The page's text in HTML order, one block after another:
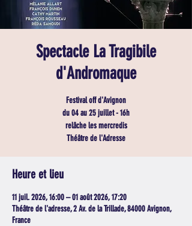
Spectacle La Tragibile
d'Andromaque
Festival off d'Avignon
du 04 au 25 juillet - 16h
relâche les mercredis
Théâtre de l'Adresse
Heure et lieu
11 juil. 2026, 16:00 – 01 août 2026, 17:20
Théâtre de l'adresse, 2 Av. de la Trillade, 84000 Avignon,
France